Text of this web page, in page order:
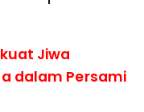
Jiwa
dalam Persami